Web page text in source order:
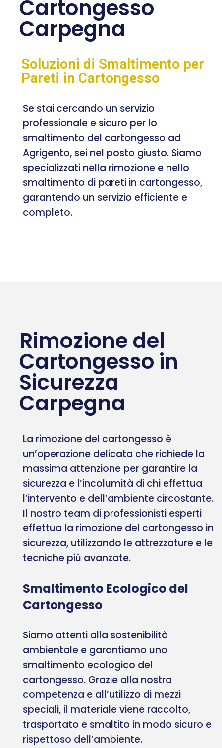
Cartongesso
Carpegna
Soluzioni di Smaltimento per
Pareti in Cartongesso
Se stai cercando un servizio
professionale e sicuro per lo
smaltimento del cartongesso ad
Agrigento, sei nel posto giusto. Siamo
specializzati nella rimozione e nello
smaltimento di pareti in cartongesso,
garantendo un servizio efficiente e
completo.
Rimozione del
Cartongesso in
Sicurezza
Carpegna
La rimozione del cartongesso è
un’operazione delicata che richiede la
massima attenzione per garantire la
sicurezza e l’incolumità di chi effettua
l’intervento e dell’ambiente circostante.
Il nostro team di professionisti esperti
effettua la rimozione del cartongesso in
sicurezza, utilizzando le attrezzature e le
tecniche più avanzate.
Smaltimento Ecologico del
Cartongesso
Siamo attenti alla sostenibilità
ambientale e garantiamo uno
smaltimento ecologico del
cartongesso. Grazie alla nostra
competenza e all’utilizzo di mezzi
speciali, il materiale viene raccolto,
trasportato e smaltito in modo sicuro e
rispettoso dell’ambiente.